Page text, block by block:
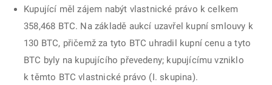
Kupující měl zájem nabýt vlastnické právo k celkem
358,468 BTC. Na základě aukcí uzavřel kupní smlouvy k
130 BTC, přičemž za tyto BTC uhradil kupní cenu a tyto
BTC byly na kupujícího převedeny; kupujícímu vzniklo
k těmto BTC vlastnické právo (I. skupina).